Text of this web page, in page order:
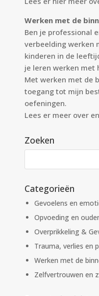
Werken met de
Ben je professional
verbeelding werken
kinderen in de
je leren werken met
Met werken met de
toegang tot mijn
oefeningen.
Lees er meer over
Zoeken
Categorieën
Gevoelens en
Opvoeding en
Overprikkeling &
Trauma, verlies en
Werken met de
Zelfvertrouwen en